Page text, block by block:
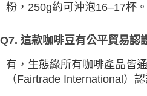
粉，250g約可沖泡16–17杯。
Q7. 這款咖啡豆有公平貿易認
有，生態綠所有咖啡產品皆
（Fairtrade International）認